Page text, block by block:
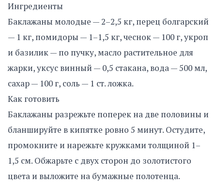
Ингредиенты
Баклажаны молодые — 2–2,5 кг, перец болгарский
— 1 кг, помидоры — 1–1,5 кг, чеснок — 100 г, укроп
и базилик — по пучку, масло растительное для
жарки, уксус винный — 0,5 стакана, вода — 500 мл,
сахар — 100 г, соль — 1 ст. ложка.
Как готовить
Баклажаны разрежьте поперек на две половины и
бланшируйте в кипятке ровно 5 минут. Остудите,
промокните и нарежьте кружками толщиной 1–
1,5 см. Обжарьте с двух сторон до золотистого
цвета и выложите на бумажные полотенца.